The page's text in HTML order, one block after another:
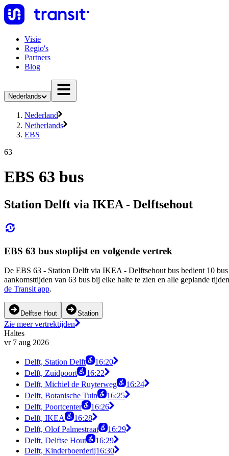
Visie
Regio's
Partners
Blog
Nederlands
Nederland
Netherlands
EBS
63
EBS 63 bus
Station Delft via IKEA - Delftsehout
EBS 63 bus stoplijst en volgende vertrek
De EBS 63 - Station Delft via IKEA - Delftsehout bus bedient 10
aankomsttijden van 63 bus bij elke halte te zien en alle geplande
de Transit app.
Delftse Hout Station
Zie meer vertrektijden
Haltes
vr 7 aug 2026
Delft, Station Delft
16:20
Delft, Zuidpoort
16:22
Delft, Michiel de Ruyterweg
16:24
Delft, Botanische Tuin
16:25
Delft, Poortcenter
16:26
Delft, IKEA
16:28
Delft, Olof Palmestraat
16:29
Delft, Delftse Hout
16:29
Delft, Kinderboerderij16:30